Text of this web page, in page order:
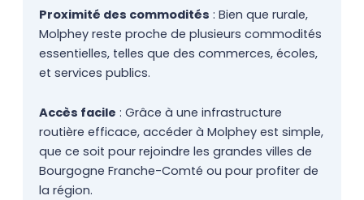
Proximité des commodités : Bien que rurale,
Molphey reste proche de plusieurs commodités
essentielles, telles que des commerces, écoles,
et services publics.
Accès facile : Grâce à une infrastructure
routière efficace, accéder à Molphey est simple,
que ce soit pour rejoindre les grandes villes de
Bourgogne Franche-Comté ou pour profiter de
la région.